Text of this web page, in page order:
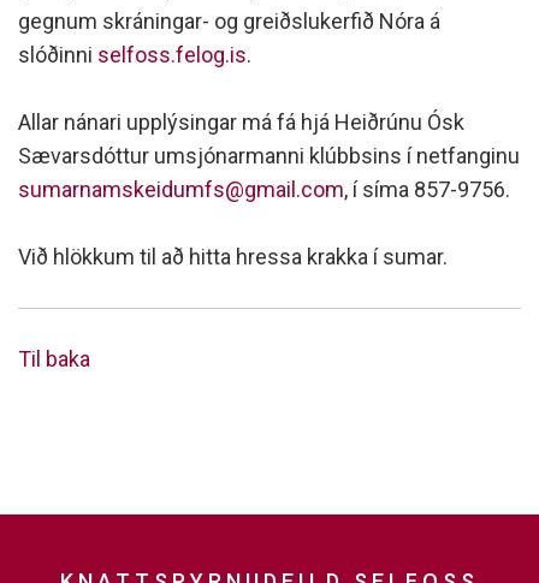
gegnum skráningar- og greiðslukerfið Nóra á
slóðinni selfoss.felog.is.
Allar nánari upplýsingar má fá hjá Heiðrúnu Ósk
Sævarsdóttur umsjónarmanni klúbbsins í netfanginu
sumarnamskeidumfs@gmail.com, í síma 857-9756.
Við hlökkum til að hitta hressa krakka í sumar.
Til baka